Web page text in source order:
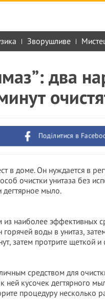
Зворушливе
два
Поділитися в
в доме. Он нуждается в
очистки унитаза без
дегтярное мыло.
из наиболее эффективных
горячей воды в унитаз,
затем протрите щеткой
средством для
ней кусочек дегтярного
процедуру несколько